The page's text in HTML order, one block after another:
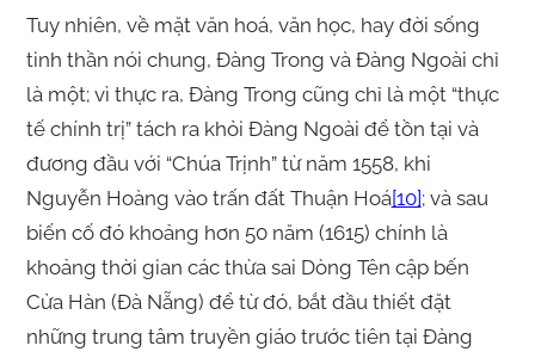
Tuy nhiên, về mặt văn hoá, văn học, hay đời sống
tinh thần nói chung, Đàng Trong và Đàng Ngoài chỉ
là một; vì thực ra, Đàng Trong cũng chỉ là một “thực
tế chính trị” tách ra khỏi Đàng Ngoài để tồn tại và
đương đầu với “Chúa Trịnh” từ năm 1558, khi
Nguyễn Hoàng vào trấn đất Thuận Hoá[10]; và sau
biến cố đó khoảng hơn 50 năm (1615) chính là
khoảng thời gian các thừa sai Dòng Tên cập bến
Cửa Hàn (Đà Nẵng) để từ đó, bắt đầu thiết đặt
những trung tâm truyền giáo trước tiên tại Đàng